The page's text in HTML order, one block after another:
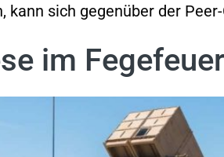
kann sich gegenüber der
im Fegefeuer